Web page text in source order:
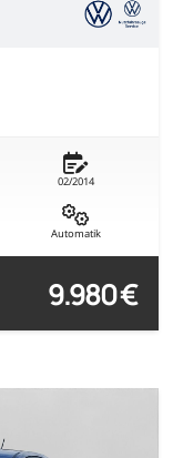
02/2014
Automatik
9.980 €